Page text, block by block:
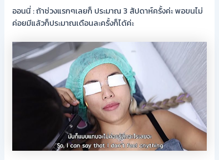
ออนนี่ : ถ้าช่วงแรกๆเลยก็ ประมาณ 3 สัปดาห์ครั้งค่ะ พอขนไม่
ค่อยมีแล้วก็ประมาณเดือนละครั้งก็ได้ค่ะ